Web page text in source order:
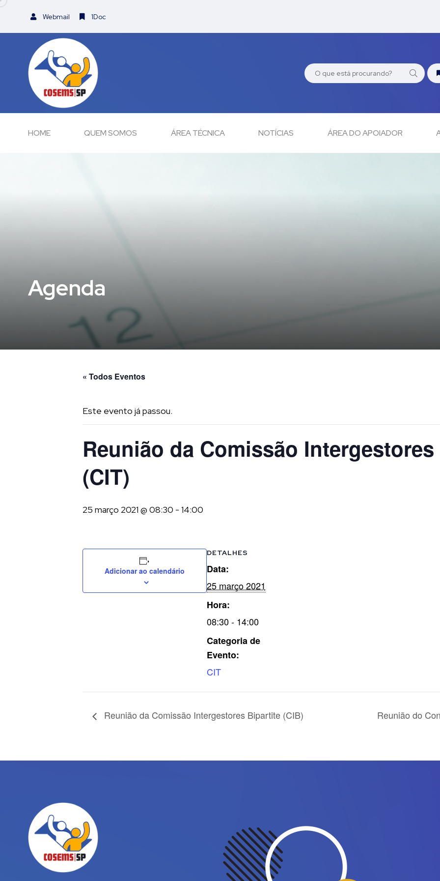
Webmail 1Doc
HOME QUEM SOMOS ÁREA TÉCNICA NOTÍCIAS ÁREA DO APOIADOR
Agenda
« Todos Eventos
Este evento já passou.
Reunião da Comissão
(CIT)
25 março 2021 @ 08:30 - 14:00
Adicionar ao calendário
DETALHES
Data:
25 março 2021
Hora:
08:30 - 14:00
Categoria de
Evento:
CIT
Reunião da Comissão Intergestores Bipartite (CIB) Reunião do